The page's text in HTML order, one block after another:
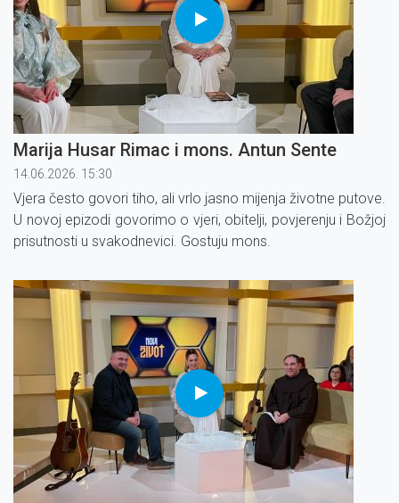
Marija Husar Rimac i mons. Antun Sente
14.06.2026. 15:30
Vjera često govori tiho, ali vrlo jasno mijenja životne putove.
U novoj epizodi govorimo o vjeri, obitelji, povjerenju i Božjoj
prisutnosti u svakodnevici. Gostuju mons.